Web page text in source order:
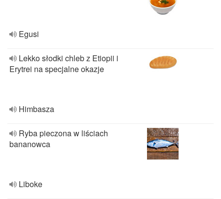
Egusi
Lekko słodki chleb z Etiopii i
Erytrei na specjalne okazje
Himbasza
Ryba pieczona w liściach
bananowca
Liboke